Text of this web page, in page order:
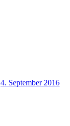
4. September 2016